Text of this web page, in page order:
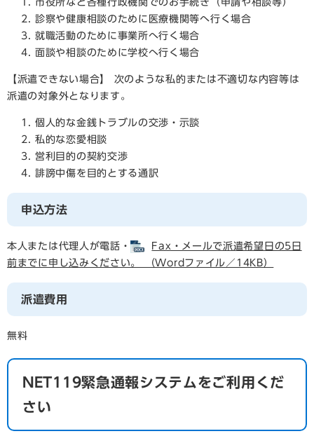
市役所など各種行政機関でのお手続き（申請や相談等）
診察や健康相談のために医療機関等へ行く場合
就職活動のために事業所へ行く場合
面談や相談のために学校へ行く場合
【派遣できない場合】 次のような私的または不適切な内容等は
派遣の対象外となります。
個人的な金銭トラブルの交渉・示談
私的な恋愛相談
営利目的の契約交渉
誹謗中傷を目的とする通訳
申込方法
本人または代理人が電話・
Fax・メールで派遣希望日の5日
前までに申し込みください。 （Wordファイル／14KB）
派遣費用
無料
NET119緊急通報システムをご利用くだ
さい